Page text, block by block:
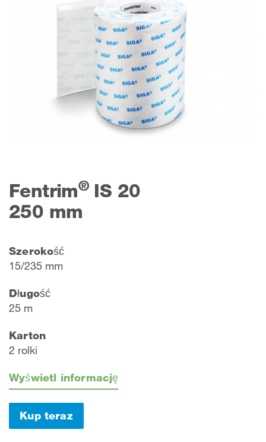
Fentrim®IS 20
250 mm
Szerokość
15/235 mm
Długość
25 m
Karton
2 rolki
Wyświetl informację
Kup teraz